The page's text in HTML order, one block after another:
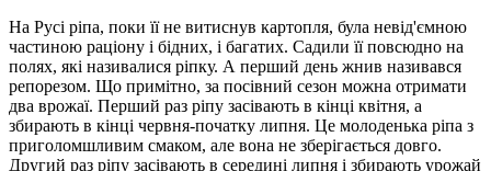
На Русі ріпа, поки її не витиснув картопля, була невід'ємною
частиною раціону і бідних, і багатих. Садили її повсюдно на
полях, які називалися ріпку. А перший день жнив називався
репорезом. Що примітно, за посівний сезон можна отримати
два врожаї. Перший раз ріпу засівають в кінці квітня, а
збирають в кінці червня-початку липня. Це молоденька ріпа з
приголомшливим смаком, але вона не зберігається довго.
Другий раз ріпу засівають в середині липня і збирають урожай